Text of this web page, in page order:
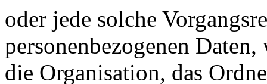
oder jede solche
personenbezogenen
die Organisation, das